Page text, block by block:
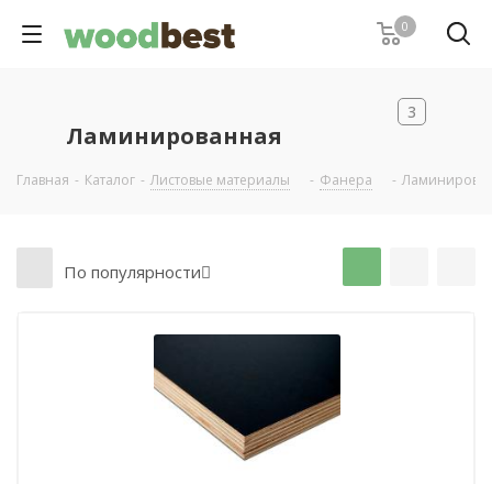
0
Ламинированная
3
Главная - Каталог - Листовые материалы - Фанера -
По популярности